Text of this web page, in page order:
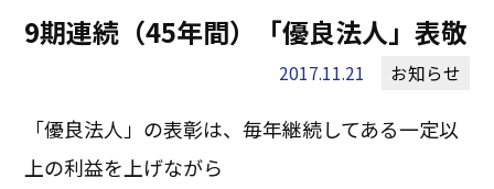
9期連続（45年間）「優良法人」表敬
2017.11.21 お知らせ
「優良法人」の表彰は、毎年継続してある一定以
上の利益を上げながら